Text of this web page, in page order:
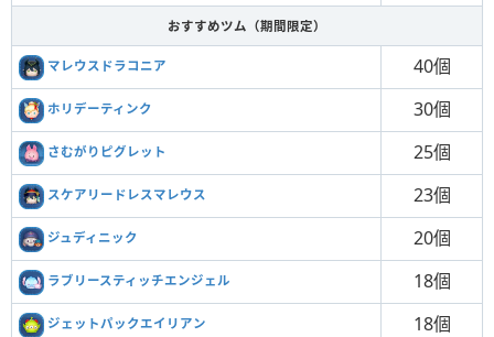
おすすめツム（期間限定）
マレウスドラコニア 40個
ホリデーティンク 30個
さむがりピグレット 25個
スケアリードレスマレウス 23個
ジュディニック 20個
ラブリースティッチエンジェル 18個
ジェットパックエイリアン 18個